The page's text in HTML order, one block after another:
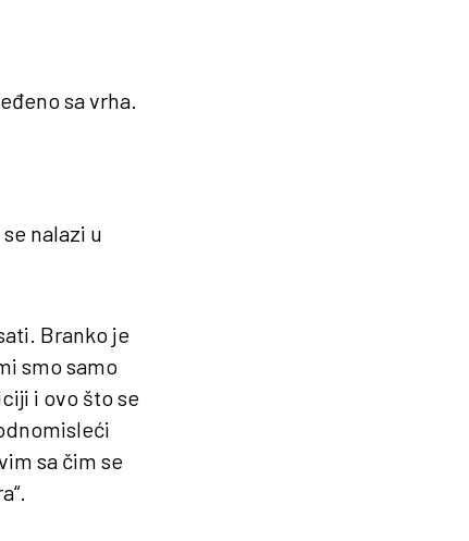
sa vrha.
nalazi u
Branko je
smo samo
i ovo što se
sa čim se